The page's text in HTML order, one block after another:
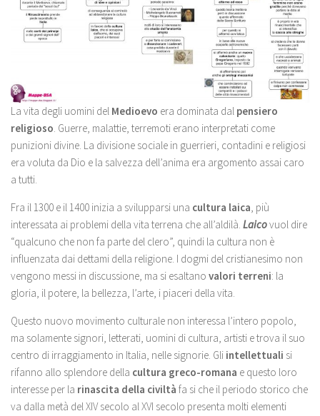
La vita degli uomini del Medioevo era dominata dal pensiero
religioso. Guerre, malattie, terremoti erano interpretati come
punizioni divine. La divisione sociale in guerrieri, contadini e religiosi
era voluta da Dio e la salvezza dell’anima era argomento assai caro
a tutti.
Fra il 1300 e il 1400 inizia a svilupparsi una cultura laica, più
interessata ai problemi della vita terrena che all’aldilà. Laicovuol dire
“qualcuno che non fa parte del clero”, quindi la cultura non è
influenzata dai dettami della religione. I dogmi del cristianesimo non
vengono messi in discussione, ma si esaltano valori terreni: la
gloria, il potere, la bellezza, l’arte, i piaceri della vita.
Questo nuovo movimento culturale non interessa l’intero popolo,
ma solamente signori, letterati, uomini di cultura, artisti e trova il suo
centro di irraggiamento in Italia, nelle signorie. Gli intellettuali si
rifanno allo splendore della cultura greco-romana e questo loro
interesse per la rinascita della civiltà fa si che il periodo storico che
va dalla metà del XIV secolo al XVI secolo presenta molti elementi